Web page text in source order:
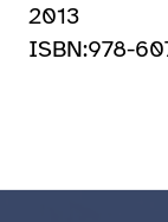
2013
ISBN:978-